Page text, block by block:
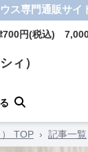
ス専門通販サイ
700円(税込)
ィ）
TOP › 記事一覧